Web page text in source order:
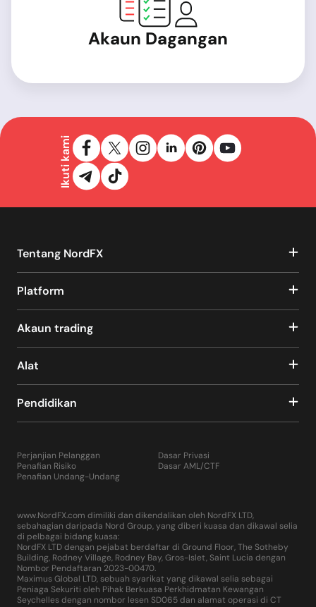
Akaun Dagangan
Ikuti kami
Tentang NordFX
Platform
Akaun trading
Alat
Pendidikan
Perjanjian Pelanggan
Penafian Risiko
Penafian Undang-Undang
Dasar Privasi
Dasar AML/CTF
www.NordFX.com dimiliki dan dikendalikan oleh NordFX LTD,
sebahagian daripada Nord Group, yang diberi kuasa dan dikawal selia
di pelbagai bidang kuasa:
NordFX LTD dengan pejabat berdaftar di Ground Floor, The Sotheby
Building, Rodney Village, Rodney Bay, Gros-Islet, Saint Lucia dengan
Nombor Pendaftaran 2023-00470.
Maximus Global LTD, sebuah syarikat yang dikawal selia sebagai
Peniaga Sekuriti oleh Pihak Berkuasa Perkhidmatan Kewangan
Seychelles dengan nombor lesen SD065 dan alamat operasi di CT